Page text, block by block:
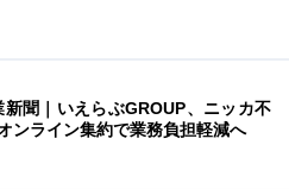
新聞｜いえらぶGROUP、ニッカ不
ンライン集約で業務負担軽減へ